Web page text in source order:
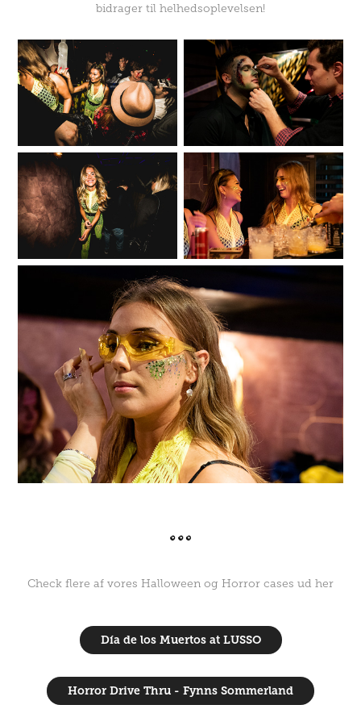
bidrager til helhedsoplevelsen!
Check flere af vores Halloween og Horror cases ud her
Día de los Muertos at LUSSO
Horror Drive Thru - Fynns Sommerland